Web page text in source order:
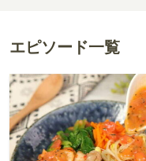
エピソード一覧